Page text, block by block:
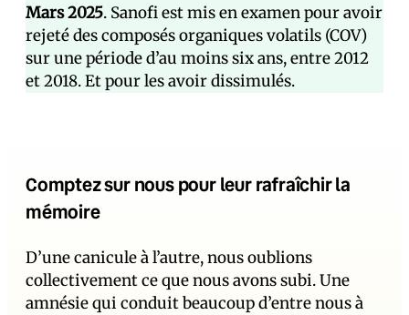
Mars 2025. Sanofi est mis en examen pour avoir
rejeté des composés organiques volatils (COV)
sur une période d’au moins six ans, entre 2012
et 2018. Et pour les avoir dissimulés.
Comptez sur nous pour leur rafraîchir la
mémoire
D’une canicule à l’autre, nous oublions
collectivement ce que nous avons subi. Une
amnésie qui conduit beaucoup d’entre nous à